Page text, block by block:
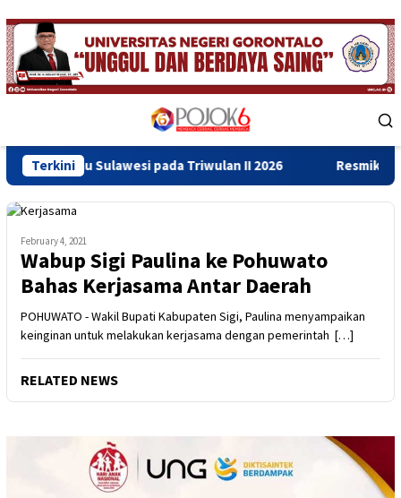
Skip
to
content
Menu
Terkini
Sulawesi pada Triwulan II 2026 Resmikan Gedung
February 4, 2021
Wabup Sigi Paulina ke Pohuwato
Bahas Kerjasama Antar Daerah
POHUWATO - Wakil Bupati Kabupaten Sigi, Paulina menyampaikan
keinginan untuk melakukan kerjasama dengan pemerintah […]
RELATED NEWS